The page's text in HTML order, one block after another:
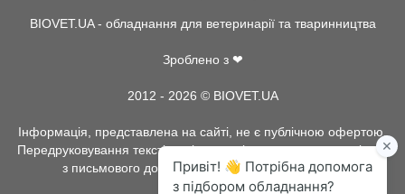
BIOVET.UA - обладнання для ветеринарії та тваринництва
Зроблено з ❤
2012 - 2026 © BIOVET.UA
Інформація, представлена на сайті, не є публічною офертою.
Передруковування текстів та інше копіювання, можливо тільки
з письмового дозволу адміністрації BIOVET.UA.